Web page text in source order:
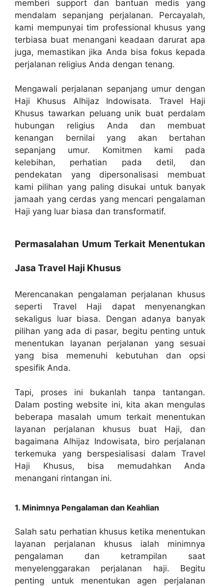
memberi support dan bantuan medis yang
mendalam sepanjang perjalanan. Percayalah,
kami mempunyai tim professional khusus yang
terbiasa buat menangani keadaan darurat apa
juga, memastikan jika Anda bisa fokus kepada
perjalanan religius Anda dengan tenang.
Mengawali perjalanan sepanjang umur dengan
Haji Khusus Alhijaz Indowisata. Travel Haji
Khusus tawarkan peluang unik buat perdalam
hubungan religius Anda dan membuat
kenangan bernilai yang akan bertahan
sepanjang umur. Komitmen kami pada
kelebihan, perhatian pada detil, dan
pendekatan yang dipersonalisasi membuat
kami pilihan yang paling disukai untuk banyak
jamaah yang cerdas yang mencari pengalaman
Haji yang luar biasa dan transformatif.
Permasalahan Umum Terkait Menentukan
Jasa Travel Haji Khusus
Merencanakan pengalaman perjalanan khusus
seperti Travel Haji dapat menyenangkan
sekaligus luar biasa. Dengan adanya banyak
pilihan yang ada di pasar, begitu penting untuk
menentukan layanan perjalanan yang sesuai
yang bisa memenuhi kebutuhan dan opsi
spesifik Anda.
Tapi, proses ini bukanlah tanpa tantangan.
Dalam posting website ini, kita akan mengulas
beberapa masalah umum terkait menentukan
layanan perjalanan khusus buat Haji, dan
bagaimana Alhijaz Indowisata, biro perjalanan
terkemuka yang berspesialisasi dalam Travel
Haji Khusus, bisa memudahkan Anda
menangani rintangan ini.
1. Minimnya Pengalaman dan Keahlian
Salah satu perhatian khusus ketika menentukan
layanan perjalanan khusus ialah minimnya
pengalaman dan ketrampilan saat
menyelenggarakan perjalanan haji. Begitu
penting untuk menentukan agen perjalanan